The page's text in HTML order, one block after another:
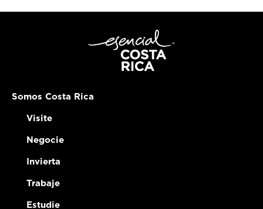
Somos Costa Rica
Visite
Negocie
Invierta
Trabaje
Estudie